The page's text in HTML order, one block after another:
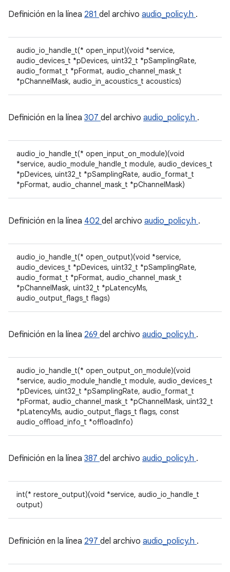
Definición en la línea 281 del archivo audio_policy.h .
audio_io_handle_t(* open_input)(void *service,
audio_devices_t *pDevices, uint32_t *pSamplingRate,
audio_format_t *pFormat, audio_channel_mask_t
*pChannelMask, audio_in_acoustics_t acoustics)
Definición en la línea 307 del archivo audio_policy.h .
audio_io_handle_t(* open_input_on_module)(void
*service, audio_module_handle_t module, audio_devices_t
*pDevices, uint32_t *pSamplingRate, audio_format_t
*pFormat, audio_channel_mask_t *pChannelMask)
Definición en la línea 402 del archivo audio_policy.h .
audio_io_handle_t(* open_output)(void *service,
audio_devices_t *pDevices, uint32_t *pSamplingRate,
audio_format_t *pFormat, audio_channel_mask_t
*pChannelMask, uint32_t *pLatencyMs,
audio_output_flags_t flags)
Definición en la línea 269 del archivo audio_policy.h .
audio_io_handle_t(* open_output_on_module)(void
*service, audio_module_handle_t module, audio_devices_t
*pDevices, uint32_t *pSamplingRate, audio_format_t
*pFormat, audio_channel_mask_t *pChannelMask, uint32_t
*pLatencyMs, audio_output_flags_t flags, const
audio_offload_info_t *offloadInfo)
Definición en la línea 387 del archivo audio_policy.h .
int(* restore_output)(void *service, audio_io_handle_t
output)
Definición en la línea 297 del archivo audio_policy.h .